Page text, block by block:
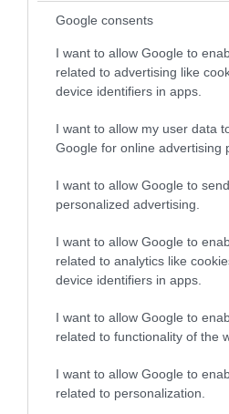
Google consents
I want to allow Google to
related to advertising like
device identifiers in apps.
I want to allow my user data
Google for online advertising
I want to allow Google to
personalized advertising.
I want to allow Google to
related to analytics like
device identifiers in apps.
I want to allow Google to
related to functionality of the
I want to allow Google to
related to personalization.
PRONEWS.GR /ΠΕΡΙΒΑΛΛΟΝ
«Παρέλαση» αγέλης 8
Θέρμη Θεσσαλονίκης
03.08.2026 | 10:49